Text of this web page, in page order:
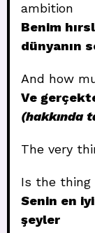
ambition
Benim
dünyanın
And how
Ve
(hakkında
The very
Is the
Senin en
şeyler